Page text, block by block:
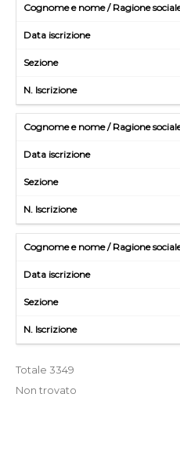
Totale 3349
Non trovato